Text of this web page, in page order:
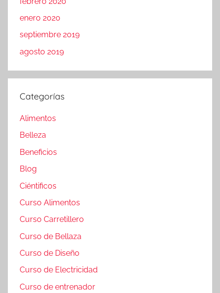
enero 2020
septiembre 2019
agosto 2019
Categorías
Alimentos
Belleza
Beneficios
Blog
Ciéntificos
Curso Alimentos
Curso Carretillero
Curso de Bellaza
Curso de Diseño
Curso de Electricidad
Curso de entrenador